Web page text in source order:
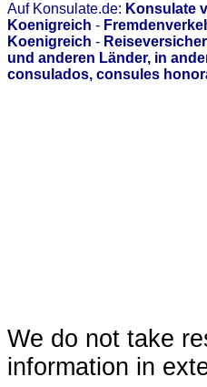
Auf Konsulate.de: Konsulate
Koenigreich -
Koenigreich -
und anderen Länder, in
consulados, consules
We do not take
information in